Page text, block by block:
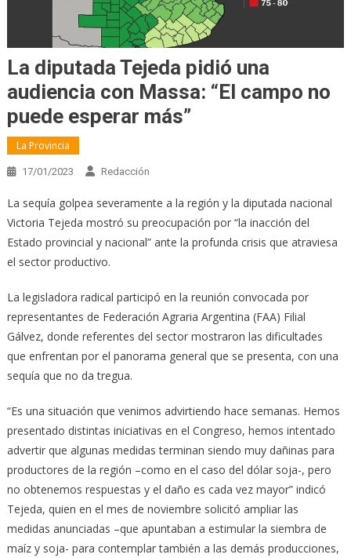
La diputada Tejeda pidió una
audiencia con Massa: “El campo no
puede esperar más”
La Provincia
17/01/2023 Redacción
La sequía golpea severamente a la región y la diputada nacional
Victoria Tejeda mostró su preocupación por “la inacción del
Estado provincial y nacional” ante la profunda crisis que atraviesa
el sector productivo.
La legisladora radical participó en la reunión convocada por
representantes de Federación Agraria Argentina (FAA) Filial
Gálvez, donde referentes del sector mostraron las dificultades
que enfrentan por el panorama general que se presenta, con una
sequía que no da tregua.
“Es una situación que venimos advirtiendo hace semanas. Hemos
presentado distintas iniciativas en el Congreso, hemos intentado
advertir que algunas medidas terminan siendo muy dañinas para
productores de la región –como en el caso del dólar soja-, pero
no obtenemos respuestas y el daño es cada vez mayor” indicó
Tejeda, quien en el mes de noviembre solicitó ampliar las
medidas anunciadas –que apuntaban a estimular la siembra de
maíz y soja- para contemplar también a las demás producciones,